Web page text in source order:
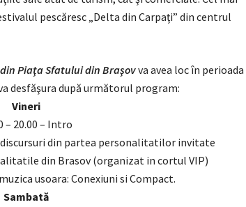
pescăresc „Delta din Carpaţi” din centrul
Piaţa Sfatului din Braşovva avea loc în perioada
desfăşura după următorul program:
Vineri
– 20.00 – Intro
discursuri din partea personalitatilor invitate
din Brasov (organizat in cortul VIP)
usoara: Conexiuni si Compact.
Sambată